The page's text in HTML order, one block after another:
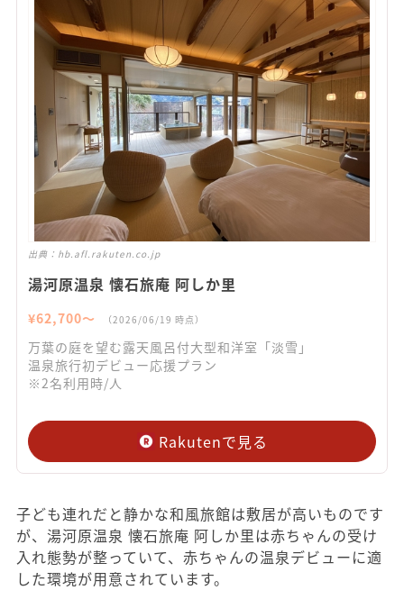
出典： hb.afl.rakuten.co.jp
湯河原温泉 懐石旅庵 阿しか里
¥62,700〜 （2026/06/19 時点）
万葉の庭を望む露天風呂付大型和洋室「淡雪」
温泉旅行初デビュー応援プラン
※2名利用時/人
Rakutenで見る
子ども連れだと静かな和風旅館は敷居が高いものです
が、湯河原温泉 懐石旅庵 阿しか里は赤ちゃんの受け
入れ態勢が整っていて、赤ちゃんの温泉デビューに適
した環境が用意されています。